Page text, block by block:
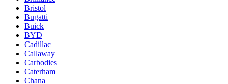
Bristol
Bugatti
Buick
BYD
Cadillac
Callaway
Carbodies
Caterham
Chana